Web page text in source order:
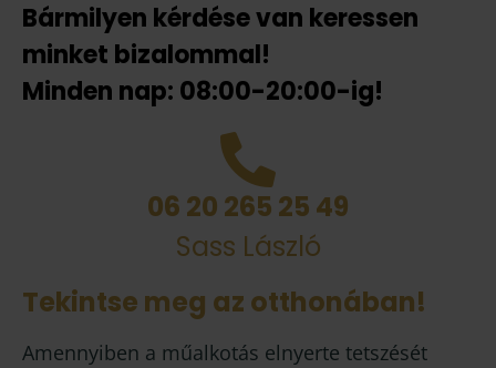
Bármilyen kérdése van keressen
minket bizalommal!
Minden nap: 08:00-20:00-ig!
06 20 265 25 49
Sass László
Tekintse meg az otthonában!
Amennyiben a műalkotás elnyerte tetszését